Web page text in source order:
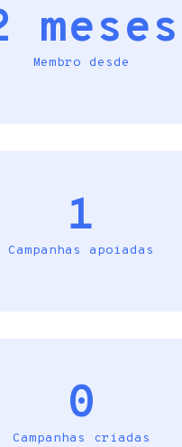
meses
Membro desde
1
Campanhas apoiadas
0
Campanhas criadas